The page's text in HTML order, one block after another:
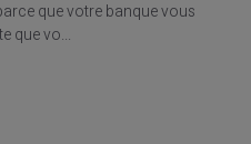
que votre banque vous
que vo...